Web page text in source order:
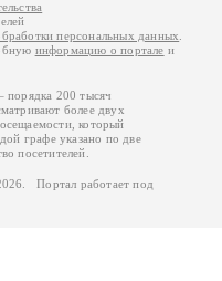
персональных данных
информацию о портале и
порядка 200 тысяч
более двух
который
графе указано по две
посетителей.
Портал работает под